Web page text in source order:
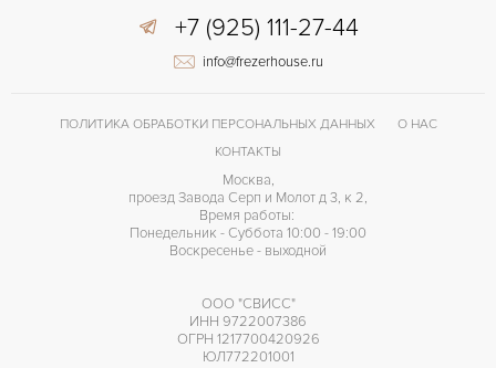
+7 (925) 111-27-44
info@frezerhouse.ru
ПОЛИТИКА ОБРАБОТКИ ПЕРСОНАЛЬНЫХ ДАННЫХ
О НАС
КОНТАКТЫ
Москва,
проезд Завода Серп и Молот д 3, к 2,
Время работы:
Понедельник - Суббота 10:00 - 19:00
Воскресенье - выходной
ООО "СВИСС"
ИНН 9722007386
ОГРН 1217700420926
ЮЛ772201001